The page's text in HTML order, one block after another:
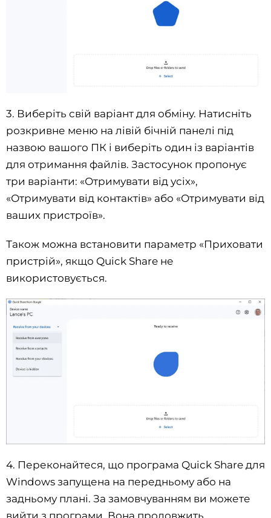
3. Виберіть свій варіант для обміну. Натисніть
розкривне меню на лівій бічній панелі під
назвою вашого ПК і виберіть один із варіантів
для отримання файлів. Застосунок пропонує
три варіанти: «Отримувати від усіх»,
«Отримувати від контактів» або «Отримувати від
ваших пристроїв».
Також можна встановити параметр «Приховати
пристрій», якщо Quick Share не
використовується.
4. Переконайтеся, що програма Quick Share для
Windows запущена на передньому або на
задньому плані. За замовчуванням ви можете
вийти з програми. Вона продовжить